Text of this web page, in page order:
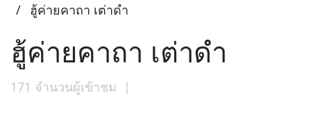
ฮู้ค่ายคาถา เต่าดำ
ฮู้ค่ายคาถา เต่าดำ
171 จำนวนผู้เข้าชม |